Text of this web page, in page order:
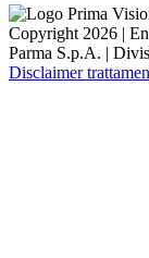
Copyright 2026 |
Parma S.p.A. |
Disclaimer